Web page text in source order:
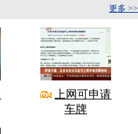
更多 >>
上网可申请
车牌